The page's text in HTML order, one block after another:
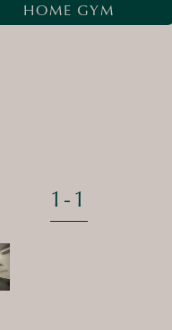
HOME GYM
1 -1